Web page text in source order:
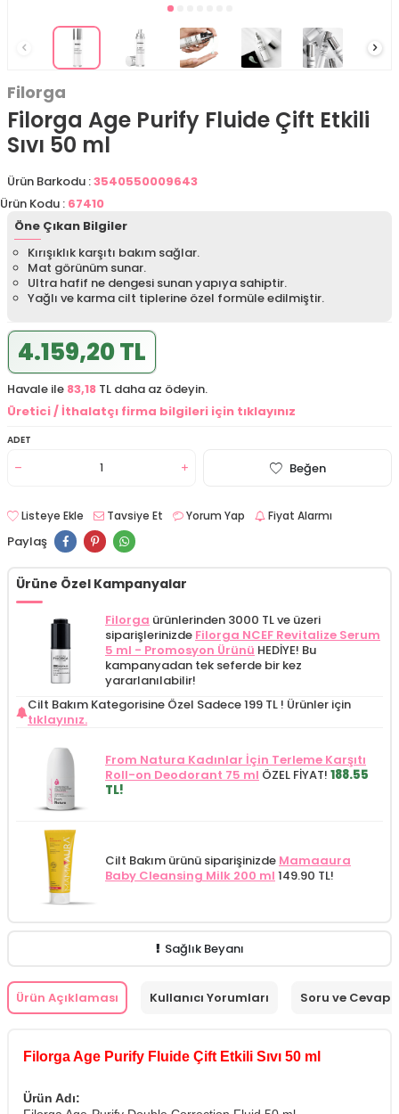
Filorga
Filorga Age Purify Fluide Çift Etkili
Sıvı 50 ml
Ürün Barkodu :3540550009643
Ürün Kodu : 67410
Öne Çıkan Bilgiler
Kırışıklık karşıtı bakım sağlar.
Mat görünüm sunar.
Ultra hafif ne dengesi sunan yapıya sahiptir.
Yağlı ve karma cilt tiplerine özel formüle edilmiştir.
4.159,20 TL
Havale ile 83,18 TL daha az ödeyin.
Üretici / İthalatçı firma bilgileri için tıklayınız
ADET
Beğen
Listeye Ekle Tavsiye Et Yorum Yap Fiyat Alarmı
Paylaş
Ürüne Özel Kampanyalar
Filorga ürünlerinden 3000 TL ve üzeri
siparişlerinizde Filorga NCEF Revitalize Serum
5 ml - Promosyon Ürünü HEDİYE! Bu
kampanyadan tek seferde bir kez
yararlanılabilir!
Cilt Bakım Kategorisine Özel Sadece 199 TL ! Ürünler için
tıklayınız.
From Natura Kadınlar İçin Terleme Karşıtı
Roll-on Deodorant 75 ml ÖZEL FİYAT! 188.55
TL!
Cilt Bakım ürünü siparişinizde Mamaaura
Baby Cleansing Milk 200 ml 149.90 TL!
Sağlık Beyanı
Ürün Açıklaması Kullanıcı Yorumları Soru ve Cevap
Filorga Age Purify Fluide Çift Etkili Sıvı 50 ml
Ürün Adı: